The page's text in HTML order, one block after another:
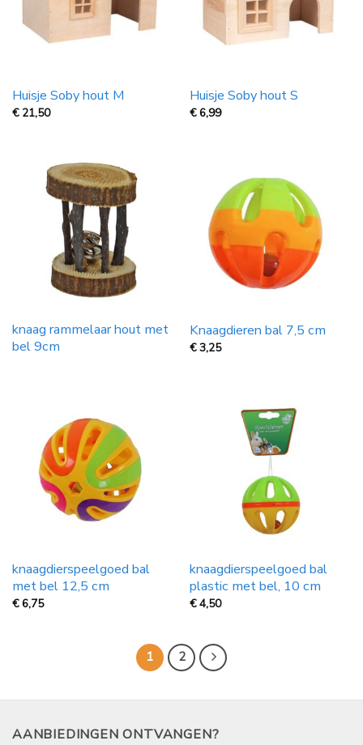
Huisje Soby hout M
€ 21,50
Huisje Soby hout S
€6,99
knaag rammelaar hout met
bel 9cm
Knaagdieren bal 7,5 cm
€3,25
knaagdierspeelgoed bal
met bel 12,5 cm
€6,75
knaagdierspeelgoed bal
plastic met bel, 10 cm
€4,50
1 2
AANBIEDINGEN ONTVANGEN?